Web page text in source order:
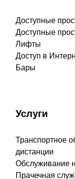
Доступные
Доступные
Лифты
Доступ в
Бары
Услуги
Транспортное
дистанции
Обслуживание
Прачечная